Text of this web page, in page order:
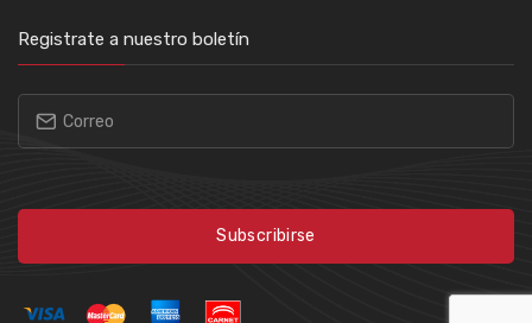
Registrate a nuestro boletín
Subscribirse